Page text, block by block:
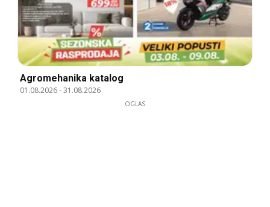
Agromehanika katalog
01.08.2026-31.08.2026
OGLAS